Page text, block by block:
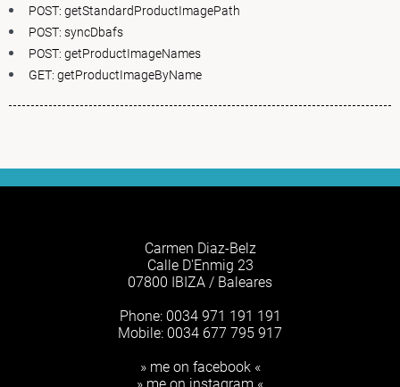
POST: getStandardProductImagePath
POST: syncDbafs
POST: getProductImageNames
GET: getProductImageByName
Carmen Diaz-Belz
Calle D'Enmig 23
07800 IBIZA / Baleares
Phone: 0034 971 191 191
Mobile: 0034 677 795 917
» me on facebook «